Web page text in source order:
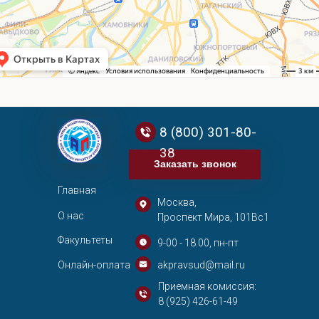
Главная
О нас
Факультеты
Онлайн-оплата
Москва,
Проспект Мира, 101Вс1
Заказать звонок
9-00 - 18.00, пн-пт
akpravsud@mail.ru
8 (800) 301-80-
38
Приемная комиссия:
8 (925) 426-61-49